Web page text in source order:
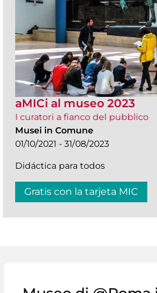
aMICi al museo 2023
I curatori a fianco del pubblico
Musei in Comune
01/10/2021 - 31/08/2023
Didáctica para todos
Gratis con la tarjeta MIC